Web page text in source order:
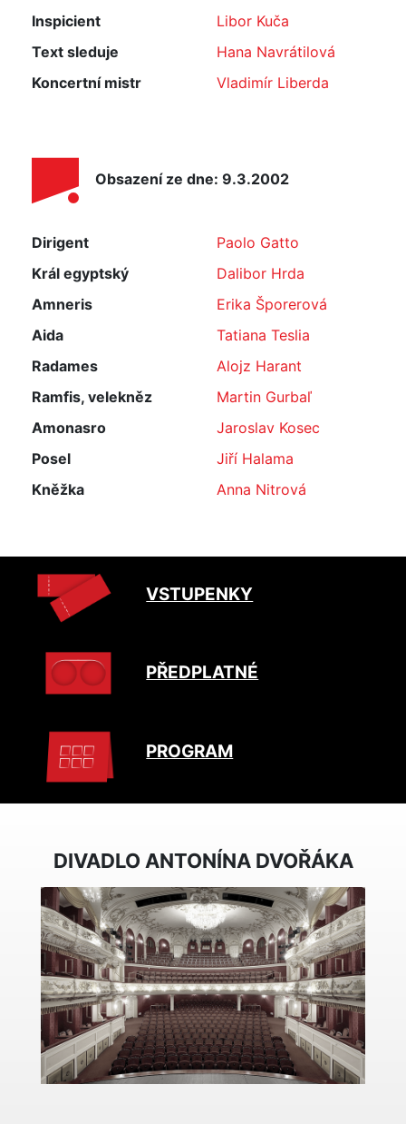
Inspicient
Libor Kuča
Text sleduje
Hana Navrátilová
Koncertní mistr
Vladimír Liberda
Obsazení ze dne: 9.3.2002
Dirigent
Paolo Gatto
Král egyptský
Dalibor Hrda
Amneris
Erika Šporerová
Aida
Tatiana Teslia
Radames
Alojz Harant
Ramfis, velekněz
Martin Gurbaľ
Amonasro
Jaroslav Kosec
Posel
Jiří Halama
Kněžka
Anna Nitrová
VSTUPENKY
PŘEDPLATNÉ
PROGRAM
DIVADLO ANTONÍNA DVOŘÁKA